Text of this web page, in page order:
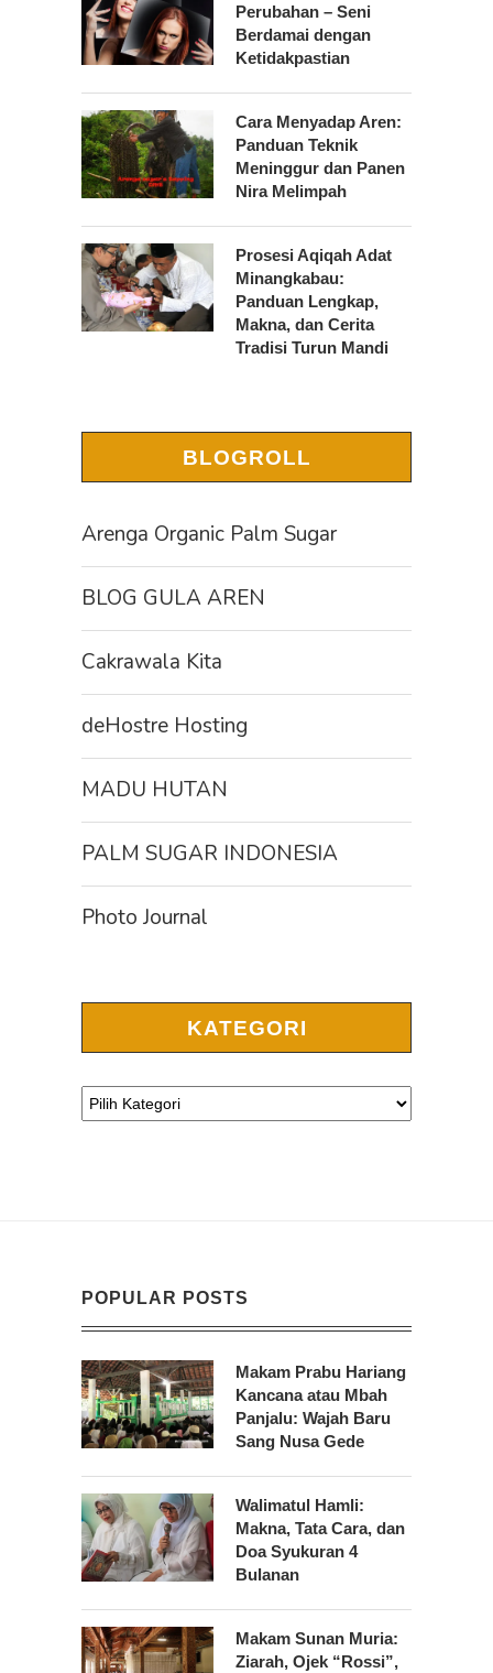
Perubahan – Seni
Berdamai dengan
Ketidakpastian
Cara Menyadap Aren:
Panduan Teknik
Meninggur dan Panen
Nira Melimpah
Prosesi Aqiqah Adat
Minangkabau:
Panduan Lengkap,
Makna, dan Cerita
Tradisi Turun Mandi
BLOGROLL
Arenga Organic Palm Sugar
BLOG GULA AREN
Cakrawala Kita
deHostre Hosting
MADU HUTAN
PALM SUGAR INDONESIA
Photo Journal
KATEGORI
POPULAR POSTS
Makam Prabu Hariang
Kancana atau Mbah
Panjalu: Wajah Baru
Sang Nusa Gede
Walimatul Hamli:
Makna, Tata Cara, dan
Doa Syukuran 4
Bulanan
Makam Sunan Muria:
Ziarah, Ojek “Rossi”,